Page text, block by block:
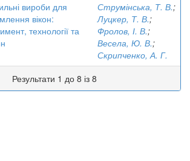
вироби для
вікон:
технології та
Струмінська, Т. В.;
Луцкер, Т. В.;
Фролов, І. В.;
Весела, Ю. В.;
Скрипченко, А. Г.
Результати 1 до 8 із 8